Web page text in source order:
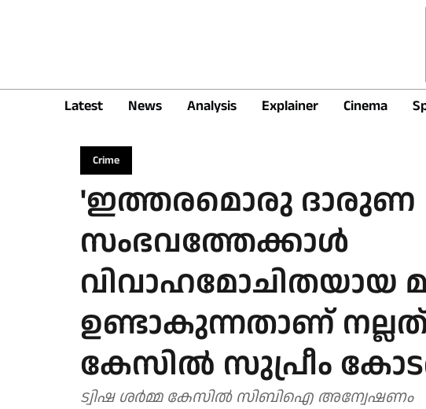
Latest News Analysis Explainer Cinema
Crime
'ഇത്തരമൊരു ദാരുണ
സംഭവത്തേക്കാൾ
വിവാഹമോചിതയായ
ഉണ്ടാകുന്നതാണ്
കേസിൽ സുപ്രീം
ട്വിഷ ശർമ്മ കേസിൽ സിബിഐ അന്വേഷണം